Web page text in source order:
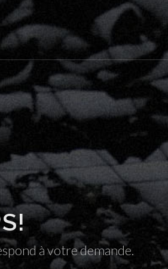
à votre demande.